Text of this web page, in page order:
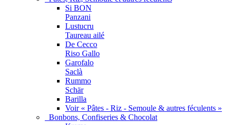
Si BON
Panzani
Lustucru
Taureau ailé
De Cecco
Riso Gallo
Garofalo
Saclà
Rummo
Schär
Barilla
Voir « Pâtes - Riz - Semoule & autres féculents »
Bonbons, Confiseries & Chocolat